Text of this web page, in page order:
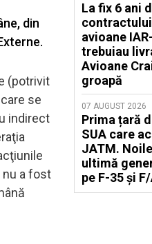
din
(potrivit
se
indirect
nu a fost
La fix 6 ani
avioane
trebuiau
Avioane
groapă
07 AUGUST 2026
Prima țară
SUA care
JATM.
ultimă
pe F-35 și